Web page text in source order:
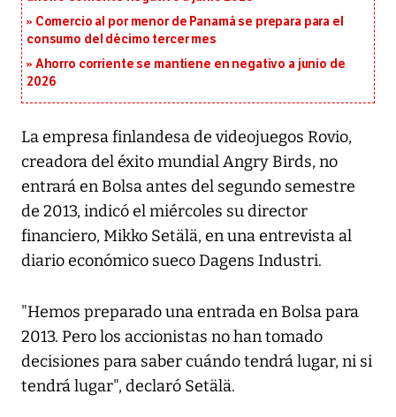
Comercio al por menor de Panamá se prepara para el
consumo del décimo tercer mes
Ahorro corriente se mantiene en negativo a junio de
2026
La empresa finlandesa de videojuegos Rovio,
creadora del éxito mundial Angry Birds, no
entrará en Bolsa antes del segundo semestre
de 2013, indicó el miércoles su director
financiero, Mikko Setälä, en una entrevista al
diario económico sueco Dagens Industri.
"Hemos preparado una entrada en Bolsa para
2013. Pero los accionistas no han tomado
decisiones para saber cuándo tendrá lugar, ni si
tendrá lugar", declaró Setälä.